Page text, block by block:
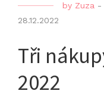
by Zuza -
28.12.2022
Tři
2022